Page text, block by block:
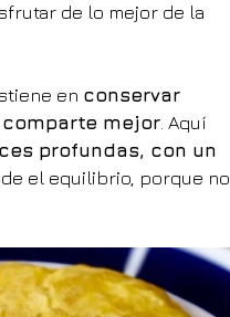
de lo mejor de la
en conservar
mejor. Aquí
profundas, con un
el equilibrio, porque no